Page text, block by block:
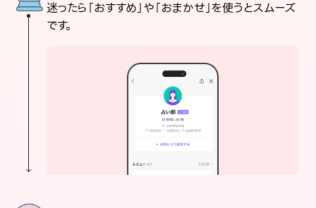
迷ったら「おすすめ」や「おまかせ」を使うとスムーズ
です。